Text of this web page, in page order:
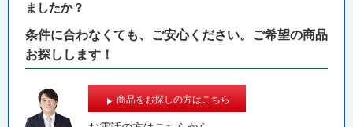
ましたか？
条件に合わなくても、ご安心ください。ご希望の商品
お探しします！
商品をお探しの方はこちら